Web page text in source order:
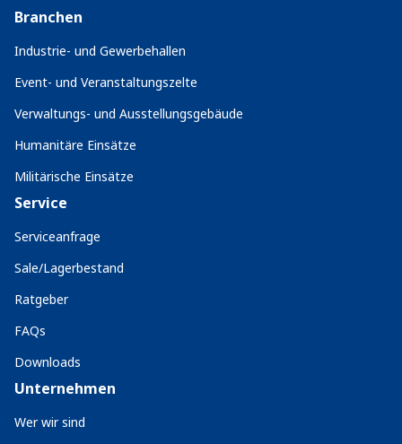
Branchen
Industrie- und Gewerbehallen
Event- und Veranstaltungszelte
Verwaltungs- und Ausstellungsgebäude
Humanitäre Einsätze
Militärische Einsätze
Service
Serviceanfrage
Sale/Lagerbestand
Ratgeber
FAQs
Downloads
Unternehmen
Wer wir sind